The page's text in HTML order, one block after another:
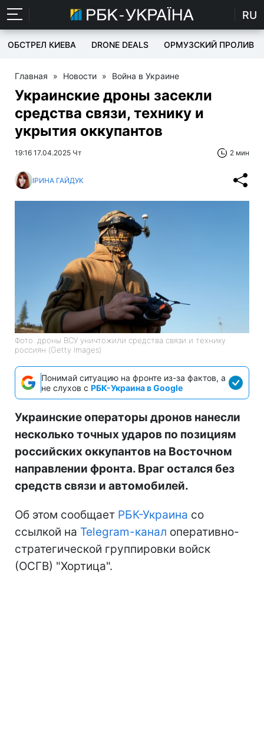
RU
ОБСТРЕЛ КИЕВА DRONE DEALS ОРМУЗСКИЙ ПРОЛИВ
Главная » Новости » Война в Украине
Украинские дроны засекли
средства связи, технику и
укрытия оккупантов
19:16 17.04.2025 Чт 2 мин
ІРИНА ГАЙДУК
Фото: дроны ВСУ уничтожили средства связи и технику
россиян (Getty Images)
Понимай ситуацию на фронте из-за фактов, а
не слухов с РБК-Украина в Google
Украинские операторы дронов нанесли
несколько точных ударов по позициям
российских оккупантов на Восточном
направлении фронта. Враг остался без
средств связи и автомобилей.
Об этом сообщает РБК-Украина со
ссылкой на Telegram-канал оперативно-
стратегической группировки войск
(ОСГВ) "Хортица".